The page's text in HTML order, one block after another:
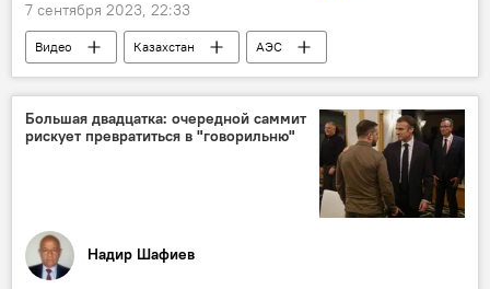
7 сентября 2023, 22:33
Видео Казахстан
АЭС
Референдум
Экономика
Большая двадцатка: очередной саммит
рискует превратиться в "говорильню"
Надир Шафиев